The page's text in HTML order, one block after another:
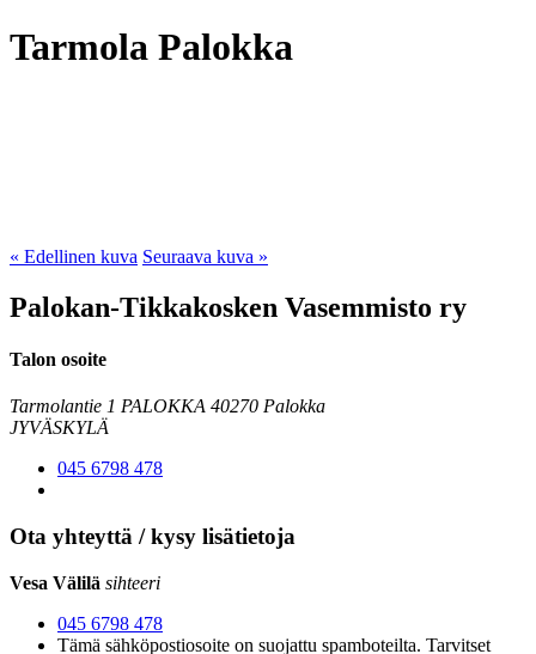
Tarmola Palokka
« Edellinen kuva Seuraava kuva »
Palokan-Tikkakosken Vasemmisto ry
Talon osoite
Tarmolantie 1 PALOKKA 40270 Palokka
JYVÄSKYLÄ
045 6798 478
Ota yhteyttä / kysy lisätietoja
Vesa Välilä sihteeri
045 6798 478
Tämä sähköpostiosoite on suojattu spamboteilta. Tarvitset